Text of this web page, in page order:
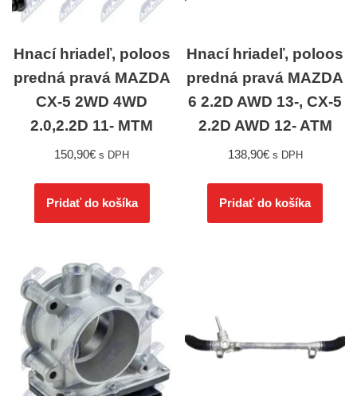
Hnací hriadeľ, poloos
predná pravá MAZDA
CX-5 2WD 4WD
2.0,2.2D 11- MTM
150,90€ s DPH
Pridať do košíka
Hnací hriadeľ, poloos
predná pravá MAZDA
6 2.2D AWD 13-, CX-5
2.2D AWD 12- ATM
138,90€ s DPH
Pridať do košíka